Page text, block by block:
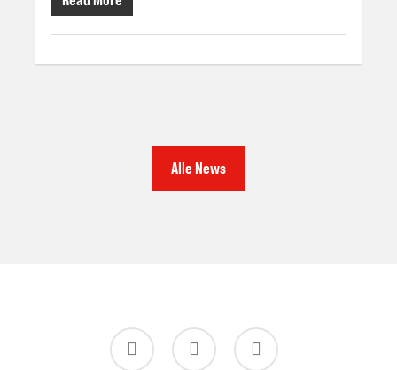
Alle News
twitter facebook instagram